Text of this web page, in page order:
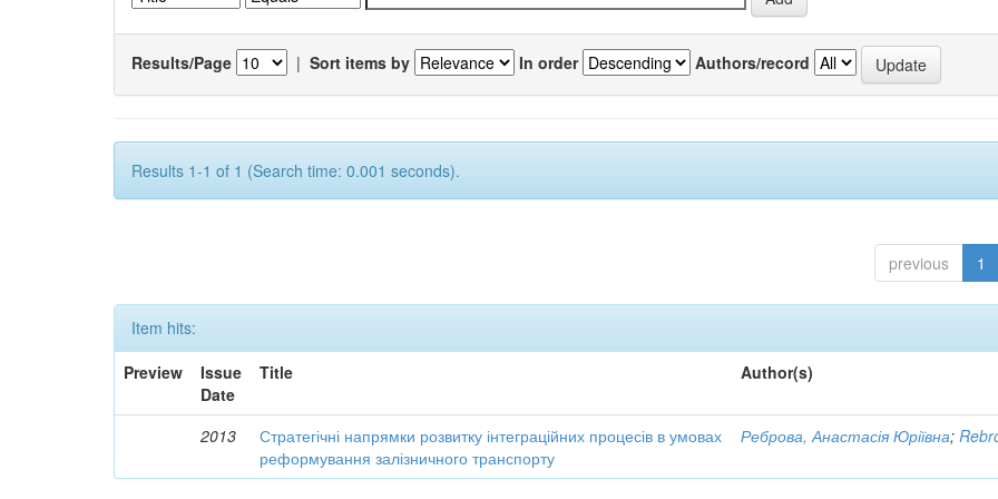
Results/Page | Sort items by In order Authors/record
Results 1-1 of 1 (Search time: 0.001 seconds).
previous 1
Item hits:
Preview
Issue
Date
Title Author(s)
2013
Стратегічні напрямки розвитку інтеграційних процесів в умовах
реформування залізничного транспорту
Реброва, Анастасія Юріївна;